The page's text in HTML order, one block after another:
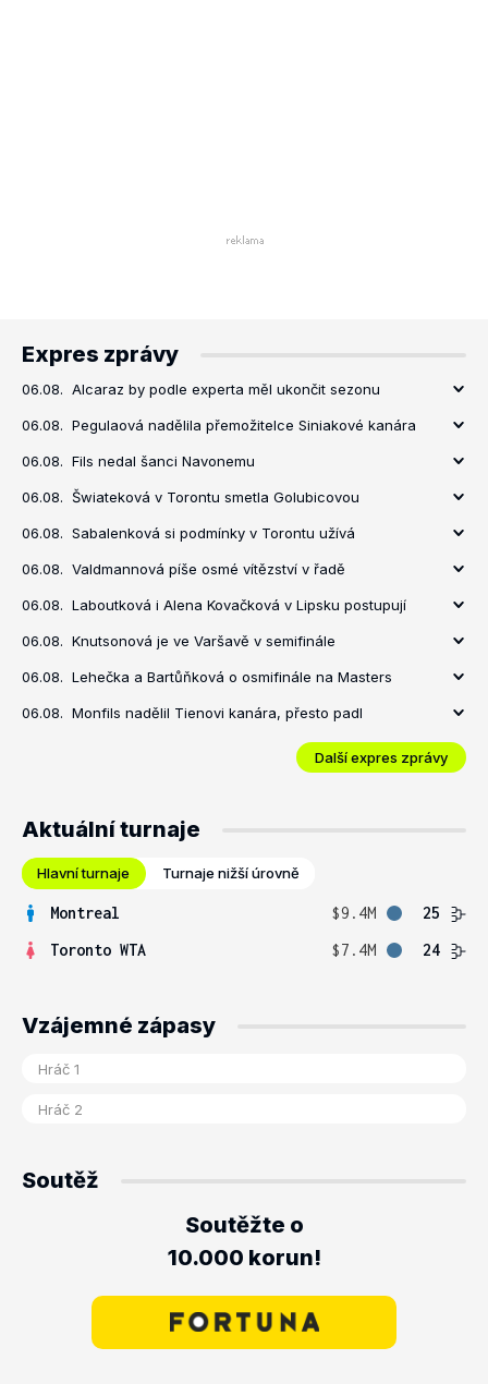
Expres zprávy
06.08. Alcaraz by podle experta měl ukončit sezonu
06.08. Pegulaová nadělila přemožitelce Siniakové kanára
06.08. Fils nedal šanci Navonemu
06.08. Šwiateková v Torontu smetla Golubicovou
06.08. Sabalenková si podmínky v Torontu užívá
06.08. Valdmannová píše osmé vítězství v řadě
06.08. Laboutková i Alena Kovačková v Lipsku postupují
06.08. Knutsonová je ve Varšavě v semifinále
06.08. Lehečka a Bartůňková o osmifinále na Masters
06.08. Monfils nadělil Tienovi kanára, přesto padl
Další expres zprávy
Aktuální turnaje
Hlavní turnaje Turnaje nižší úrovně
Montreal $9.4M
25
Toronto WTA
$7.4M 24
Vzájemné zápasy
Soutěž
Soutěžte o
10.000 korun!